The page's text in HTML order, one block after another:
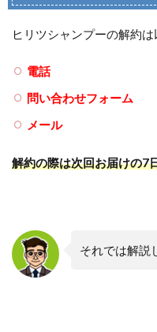
ヒリツシャンプーの解約
電話
問い合わせフォーム
メール
解約の際は次回お届けの7
それでは解説